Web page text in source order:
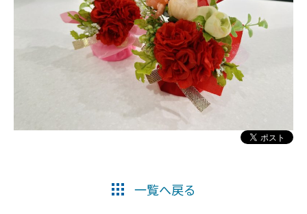
一覧へ戻る